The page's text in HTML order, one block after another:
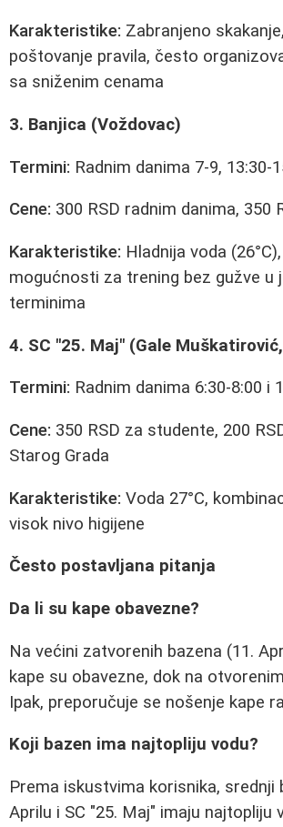
Karakteristike: Zabranjeno
poštovanje pravila, često
sa sniženim cenama
3. Banjica (Voždovac)
Termini: Radnim danima 7-9, 13:30-
Cene: 300 RSD radnim danima, 350
Karakteristike: Hladnija voda
mogućnosti za trening bez gužve u
terminima
4. SC "25. Maj" (Gale
Termini: Radnim danima 6:30-8:00 i
Cene: 350 RSD za studente, 200
Starog Grada
Karakteristike: Voda 27°C,
visok nivo higijene
Često postavljana pitanja
Da li su kape obavezne?
Na većini zatvorenih bazena (11.
kape su obavezne, dok na
Ipak, preporučuje se nošenje kape
Koji bazen ima najtopliju vodu?
Prema iskustvima korisnika, srednji
Aprilu i SC "25. Maj" imaju najtopliju